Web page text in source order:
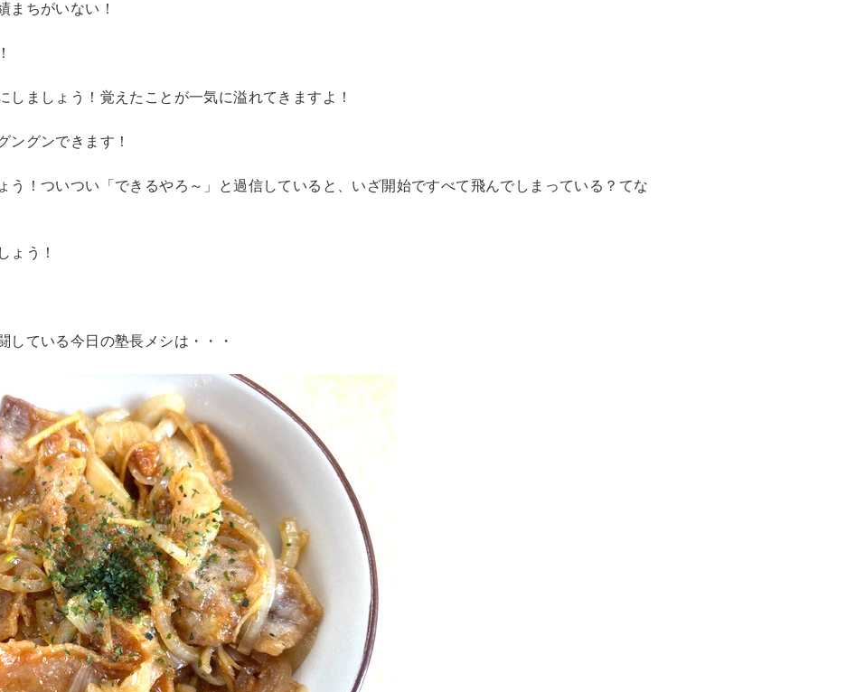
まちがいない！
しましょう！覚えたことが一気に溢れてきますよ！
ングンできます！
う！ついつい「できるやろ～」と過信していると、いざ開始ですべて飛んでしまっている？てな
ょう！
している今日の塾長メシは・・・